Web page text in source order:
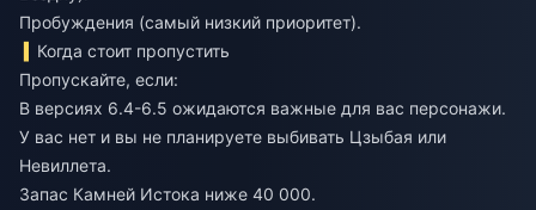
Пробуждения (самый низкий приоритет).
Когда стоит пропустить
Пропускайте, если:
В версиях 6.4-6.5 ожидаются важные для вас персонажи.
У вас нет и вы не планируете выбивать Цзыбая или
Невиллета.
Запас Камней Истока ниже 40 000.